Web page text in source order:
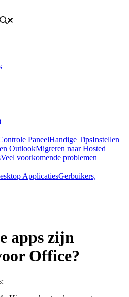
PaneelHandige TipsInstellen
OutlookMigreren naar Hosted
Veel voorkomende problemen
ApplicatiesGerbuikers,
apps zijn
Office?